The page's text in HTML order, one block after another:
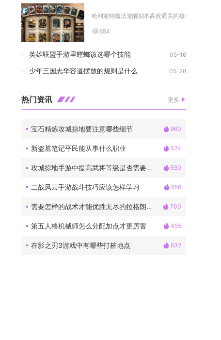
哈利波特魔法觉醒副本高效通关的核心在于卡组
654
英雄联盟手游里螳螂该选哪个技能 05-16
少年三国志华容道摆放的规则是什么 05-28
热门资讯 更多
宝石精炼攻城掠地要注意哪些细节 960
新盗墓笔记平民能从事什么职业 524
攻城掠地手游中提高武将等级是否需要花费金钱 550
二战风云手游战斗技巧应该怎样学习 656
需要怎样的战术才能优胜无尽的拉格朗日6级野怪 700
第五人格机械师怎么分配加点才更厉害 455
在影之刃3游戏中有哪些打桩地点 632